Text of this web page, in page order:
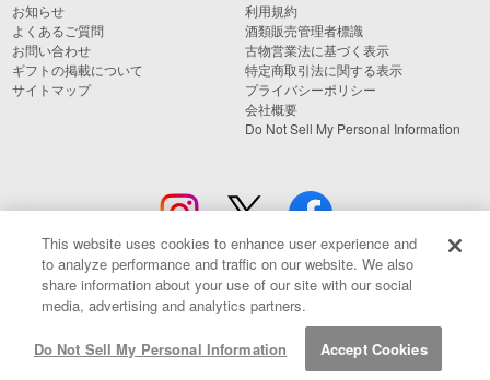
お知らせ
よくあるご質問
お問い合わせ
ギフトの掲載について
サイトマップ
利用規約
酒類販売管理者標識
古物営業法に基づく表示
特定商取引法に関する表示
プライバシーポリシー
会社概要
Do Not Sell My Personal Information
© Giftpad Co., Ltd.
This website uses cookies to enhance user experience and
to analyze performance and traffic on our website. We also
share information about your use of our site with our social
media, advertising and analytics partners.
Do Not Sell My Personal Information Accept Cookies